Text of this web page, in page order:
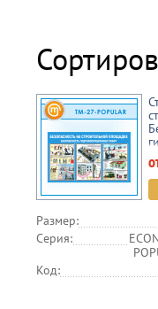
Размер:
Серия:
Код: